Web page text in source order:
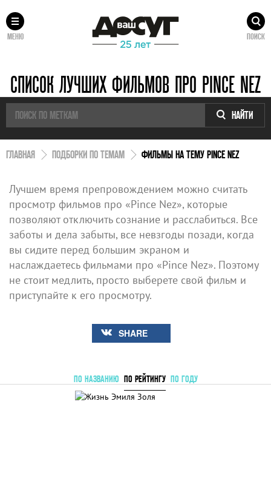
МЕНЮ ПОИСК
СПИСОК ЛУЧШИХ ФИЛЬМОВ ПРО PINCE NEZ
НАЙТИ
ГЛАВНАЯ ПОДБОРКИ ПО ТЕМАМ ФИЛЬМЫ НА ТЕМУ PINCE NEZ
Лучшем время препровождением можно считать
просмотр фильмов про «Pince Nez», которые
позволяют отключить сознание и расслабиться. Все
заботы и дела забыты, все невзгоды позади, когда
вы сидите перед большим экраном и
наслаждаетесь фильмами про «Pince Nez». Поэтому
не стоит медлить, просто выберете свой фильм и
приступайте к его просмотру.
SHARE
ПО НАЗВАНИЮ ПО РЕЙТИНГУ ПО ГОДУ